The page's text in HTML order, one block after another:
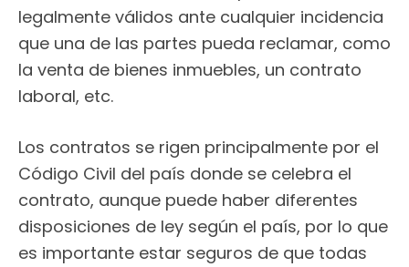
legalmente válidos ante cualquier incidencia
que una de las partes pueda reclamar, como
la venta de bienes inmuebles, un contrato
laboral, etc.
Los contratos se rigen principalmente por el
Código Civil del país donde se celebra el
contrato, aunque puede haber diferentes
disposiciones de ley según el país, por lo que
es importante estar seguros de que todas